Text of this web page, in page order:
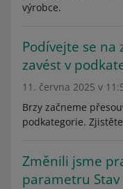
výrobce.
Podívejte se
zavést v
11. června 2025 v
Brzy začneme
podkategorie.
Změnili jsme
parametru Stav